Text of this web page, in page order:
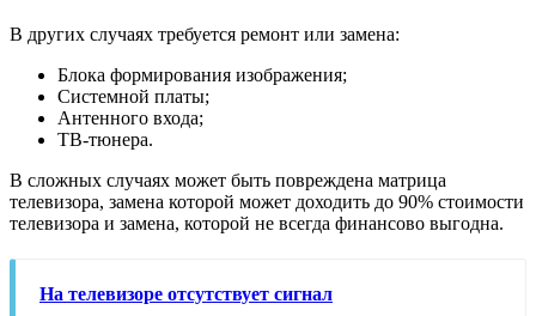
В других случаях требуется ремонт или замена:
Блока формирования изображения;
Системной платы;
Антенного входа;
ТВ-тюнера.
В сложных случаях может быть повреждена матрица
телевизора, замена которой может доходить до 90% стоимости
телевизора и замена, которой не всегда финансово выгодна.
На телевизоре отсутствует сигнал